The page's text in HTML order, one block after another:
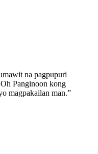
na pagpupuri
Panginoon kong
magpakailan man.”